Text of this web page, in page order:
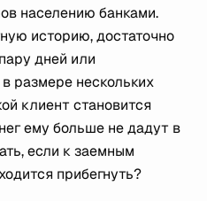
населению банками.
историю, достаточно
дней или
размере нескольких
клиент становится
ему больше не дадут в
если к заемным
прибегнуть?